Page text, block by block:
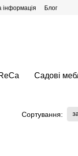
інформація Блог
Садові
Сортування: